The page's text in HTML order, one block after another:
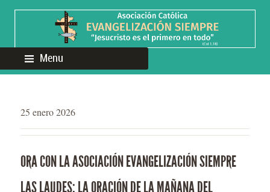
Menu
25 enero 2026
ORA CON LA ASOCIACIÓN EVANGELIZACIÓN SIEMPRE
LAS LAUDES: LA ORACIÓN DE LA MAÑANA DEL